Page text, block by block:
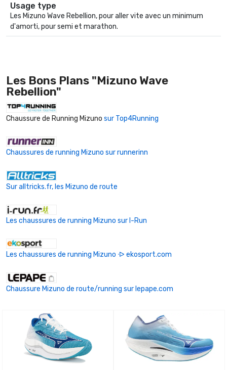
Usage type
Les Mizuno Wave Rebellion, pour aller vite avec un minimum
d'amorti, pour semi et marathon.
Les Bons Plans "Mizuno Wave
Rebellion"
Chaussure de Running Mizuno sur Top4Running
Chaussures de running Mizuno sur runnerinn
Sur alltricks.fr, les Mizuno de route
Les chaussures de running Mizuno sur I-Run
Les chaussures de running Mizuno ᐒ ekosport.com
Chaussure Mizuno de route/running sur lepape.com